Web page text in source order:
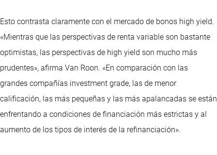
Esto contrasta claramente con el mercado de bonos high yield.
«Mientras que las perspectivas de renta variable son bastante
optimistas, las perspectivas de high yield son mucho más
prudentes», afirma Van Roon. «En comparación con las
grandes compañías investment grade, las de menor
calificación, las más pequeñas y las más apalancadas se están
enfrentando a condiciones de financiación más estrictas y al
aumento de los tipos de interés de la refinanciación».